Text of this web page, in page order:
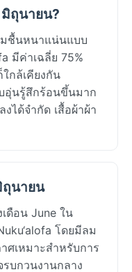
ถุนายน?
ชื้นหนาแน่นแบบ
มีค่าเฉลี่ย 75%
กล้เคียงกัน
นรู้สึกร้อนขึ้นมาก
ได้จำกัด เสื้อผ้าผ้า
ถุนายน
ดือน June ใน
โดยมีลม
ศเหมาะสำหรับการ
บกวนงานกลาง